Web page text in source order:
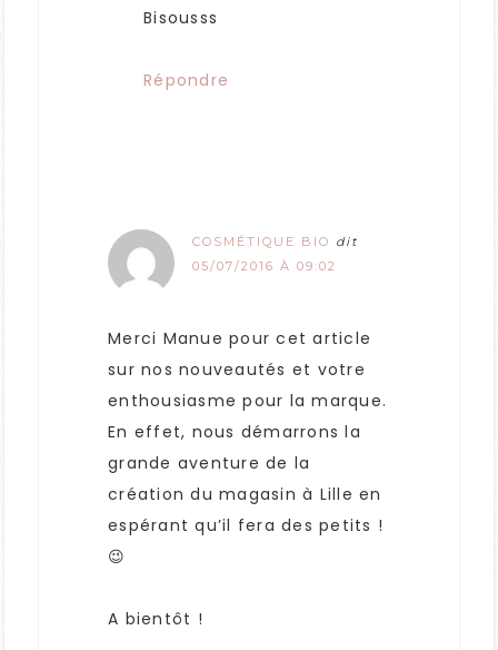
Bisousss
Répondre
COSMÉTIQUE BIO dit
05/07/2016 À 09:02
Merci Manue pour cet article
sur nos nouveautés et votre
enthousiasme pour la marque.
En effet, nous démarrons la
grande aventure de la
création du magasin à Lille en
espérant qu’il fera des petits !
😉
A bientôt !